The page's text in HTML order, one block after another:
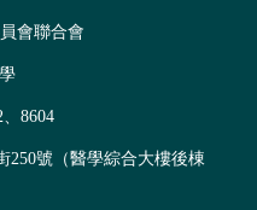
會聯合會
8604
250號（醫學綜合大樓後棟